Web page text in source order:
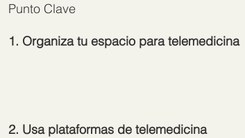
Punto Clave
1. Organiza tu espacio para telemedicina
2. Usa plataformas de telemedicina